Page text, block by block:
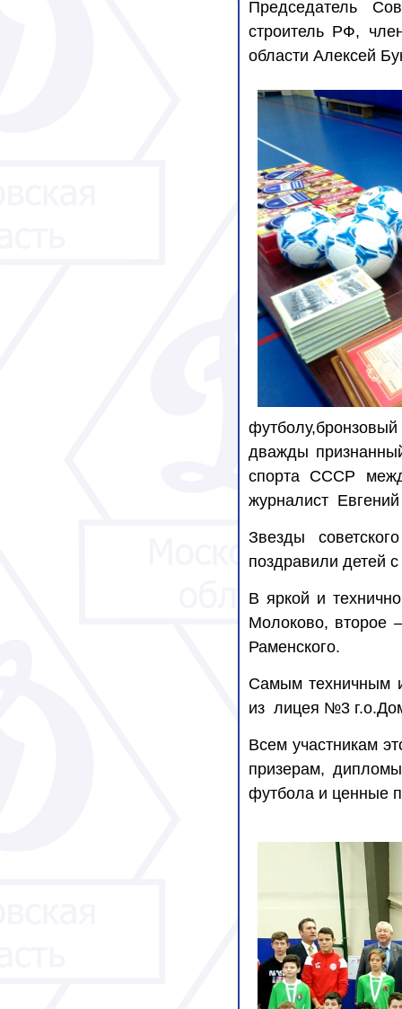
Председатель
строитель РФ,
области Алексей
дважды
спорта СССР
журналист
Звезды
поздравили детей
В яркой и
Молоково, второе
Раменского.
Самым техничным
из лицея №3
Всем участникам
призерам,
футбола и ценные